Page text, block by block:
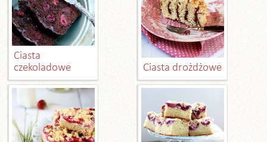
Ciasta
czekoladowe
Ciasta drożdżowe